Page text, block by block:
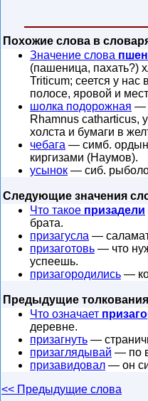
Похожие слова в
Значение слова
(пашеница, пахать?)
Triticum; сеется у
полосе, яровой и
шолка подорожная —
Rhamnus catharticus,
холста и бумаги в
чебага — симб.
киргизами (Наумов).
усынок — сиб.
Следующие значения
Что такое призадели
брата.
призагусла —
призаготовь — что
успеешь.
призагородились —
Предыдущие
Что означает
деревне.
призагнуть —
призаглядывай — по
призавидовал — он
<< Предыдущие слова